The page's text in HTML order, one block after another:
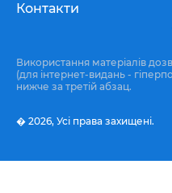
Контакти
Використання матеріалів
(для інтернет-видань -
нижче за третій абзац.
� 2026, Усі права захищені.